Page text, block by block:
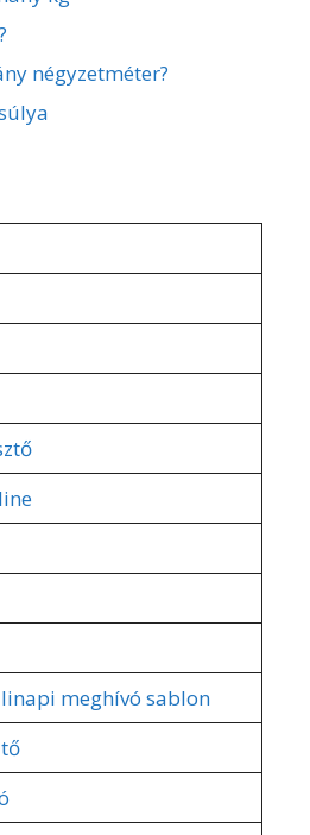
négyzetméter?
meghívó sablon